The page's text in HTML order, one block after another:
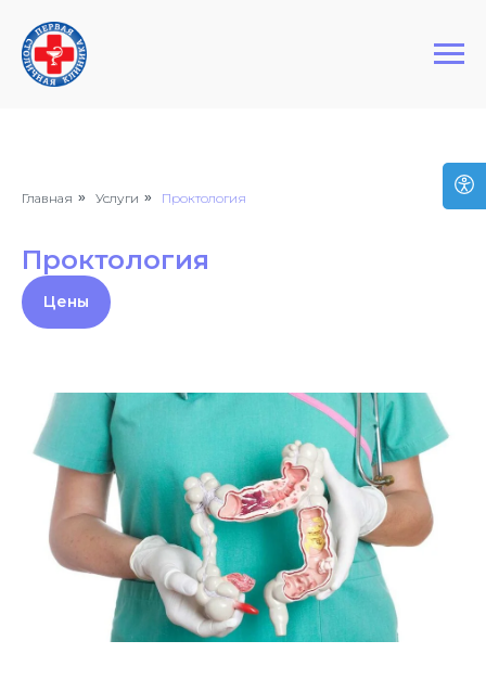
Первая Столичная Клиника
Главная » Услуги » Проктология
Проктология
Цены